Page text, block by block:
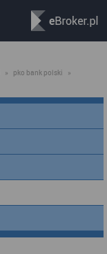
» pko bank polski
»